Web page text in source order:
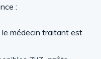
:
médecin traitant est